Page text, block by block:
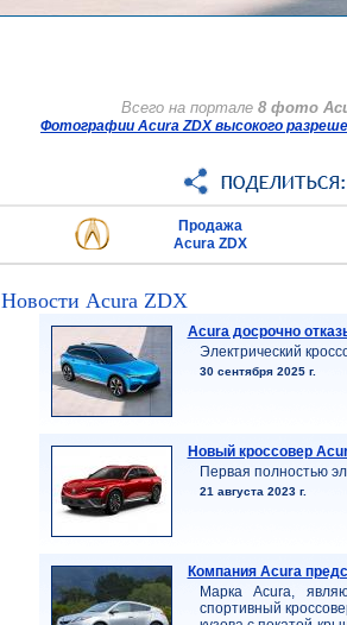
Всего на портале 8 фото
Фотографии Acura ZDX высокого
Продажа
Acura ZDX
Новости Acura ZDX
Acura досрочно
Электрический
30 сентября 2025 г.
Новый кроссовер
Первая полностью
21 августа 2023 г.
Компания Acura
Марка Acura,
спортивный